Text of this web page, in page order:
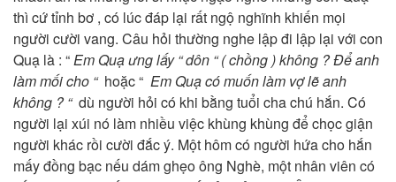
thì cứ tỉnh bơ , có lúc đáp lại rất ngộ nghĩnh khiến mọi
người cười vang. Câu hỏi thường nghe lập đi lập lại với con
Quạ là : “Em Quạ ưng lấy “ dôn “ ( chồng ) không ? Để anh
làm mối cho “ hoặc “ Em Quạ có muốn làm vợ lẽ anh
không ? “ dù người hỏi có khi bằng tuổi cha chú hắn. Có
người lại xúi nó làm nhiều việc khùng khùng để chọc giận
người khác rồi cười đắc ý. Một hôm có người hứa cho hắn
mấy đồng bạc nếu dám ghẹo ông Nghè, một nhân viên có